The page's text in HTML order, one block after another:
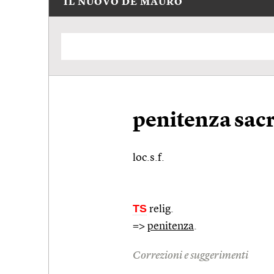
IL NUOVO DE MAURO
penitenza
loc.s.f.
TS relig.
=> penitenza.
Correzioni e suggerimenti